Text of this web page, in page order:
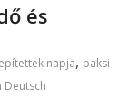
és
napja, paksi
Deutsch